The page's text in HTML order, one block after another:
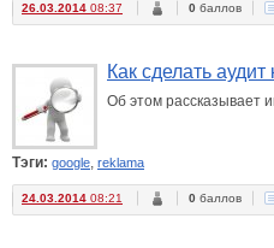
26.03.2014 08:37 0 баллов
Как сделать
Об этом рассказывает
Тэги: google, reklama
24.03.2014 08:21 0 баллов